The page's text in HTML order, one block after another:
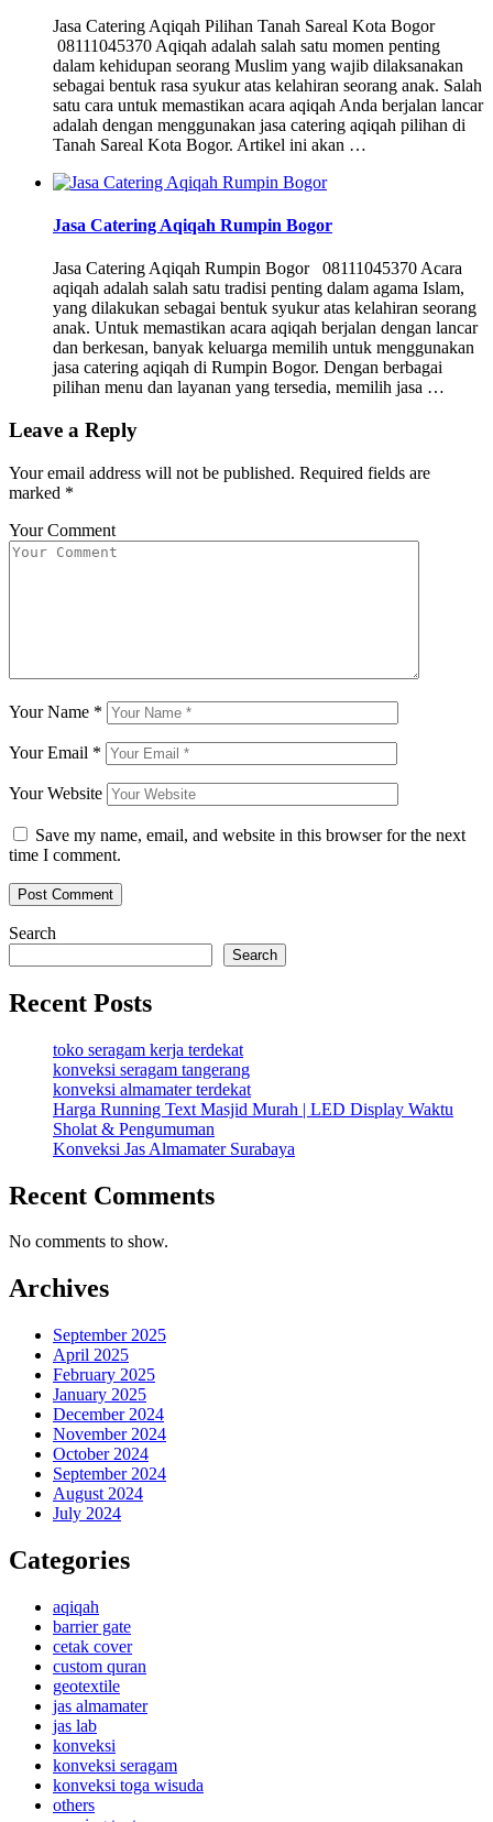
Jasa Catering Aqiqah Pilihan Tanah Sareal Kota Bogor
08111045370 Aqiqah adalah salah satu momen penting
dalam kehidupan seorang Muslim yang wajib dilaksanakan
sebagai bentuk rasa syukur atas kelahiran seorang anak. Salah
satu cara untuk memastikan acara aqiqah Anda berjalan lancar
adalah dengan menggunakan jasa catering aqiqah pilihan di
Tanah Sareal Kota Bogor. Artikel ini akan …
Jasa Catering Aqiqah Rumpin Bogor
Jasa Catering Aqiqah Rumpin Bogor 08111045370 Acara
aqiqah adalah salah satu tradisi penting dalam agama Islam,
yang dilakukan sebagai bentuk syukur atas kelahiran seorang
anak. Untuk memastikan acara aqiqah berjalan dengan lancar
dan berkesan, banyak keluarga memilih untuk menggunakan
jasa catering aqiqah di Rumpin Bogor. Dengan berbagai
pilihan menu dan layanan yang tersedia, memilih jasa …
Leave a Reply
Your email address will not be published. Required fields are
marked *
Your Comment
Your Name *
Your Email *
Your Website
Save my name, email, and website in this browser for the next
time I comment.
Search
Search
Recent Posts
toko seragam kerja terdekat
konveksi seragam tangerang
konveksi almamater terdekat
Harga Running Text Masjid Murah | LED Display Waktu
Sholat & Pengumuman
Konveksi Jas Almamater Surabaya
Recent Comments
No comments to show.
Archives
September 2025
April 2025
February 2025
January 2025
December 2024
November 2024
October 2024
September 2024
August 2024
July 2024
Categories
aqiqah
barrier gate
cetak cover
custom quran
geotextile
jas almamater
jas lab
konveksi
konveksi seragam
konveksi toga wisuda
others